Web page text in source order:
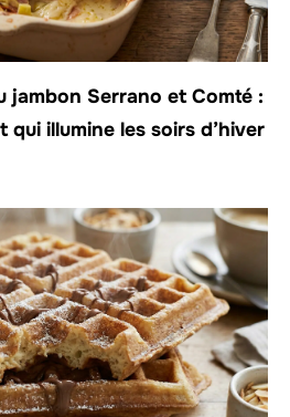
jambon Serrano et Comté :
illumine les soirs d’hiver